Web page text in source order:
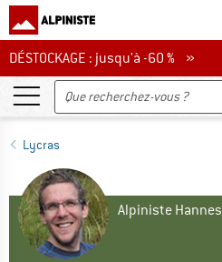
DÉSTOCKAGE : jusqu'à -60 %
DÉSTOCKAGE : jusqu'à -60 % »
Lycras
Alpiniste Hannes